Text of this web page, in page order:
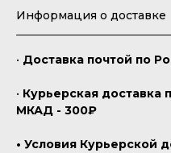
Информация о доставке
• Доставка почтой по
• Курьерская доставка
МКАД - 300₽
• Условия Курьерской